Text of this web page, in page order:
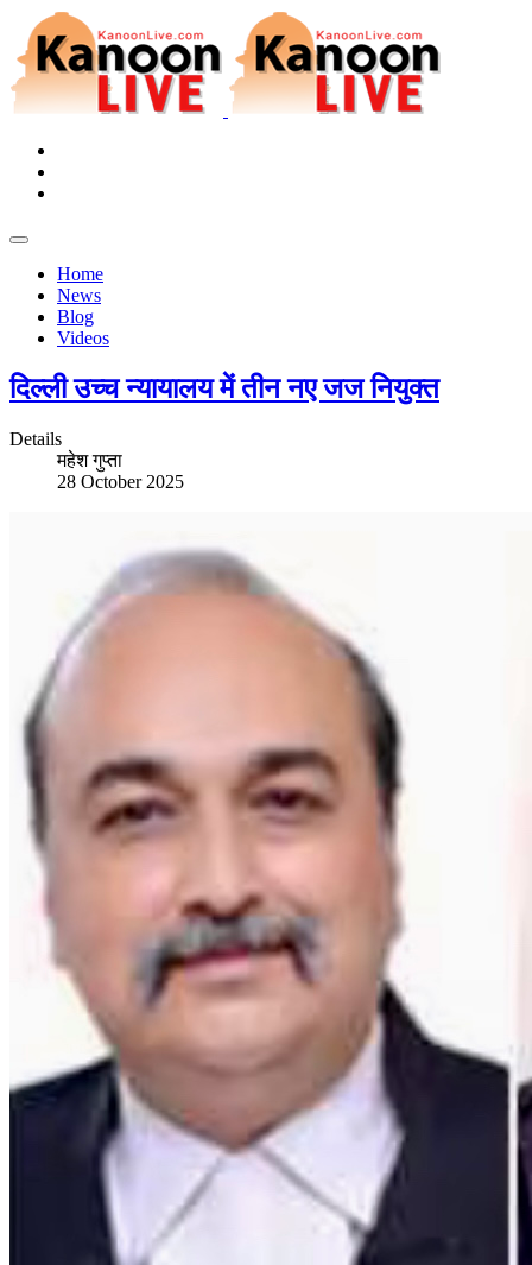
Home
News
Blog
Videos
दिल्ली उच्च न्यायालय में तीन नए जज नियुक्त
Details
महेश गुप्ता
28 October 2025